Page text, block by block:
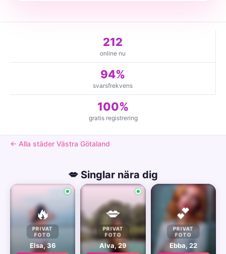
212
online nu
94%
svarsfrekvens
100%
gratis registrering
← Alla städer Västra Götaland
💋 Singlar nära dig
🔥
PRIVAT
FOTO
Elsa, 36
💋
PRIVAT
FOTO
Alva, 29
💕
PRIVAT
FOTO
Ebba, 22